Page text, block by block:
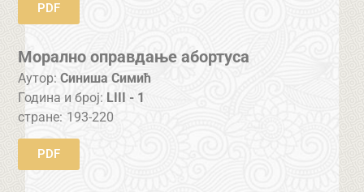
PDF
Морално оправдање абортуса
Аутор: Синиша Симић
Година и број: LIII - 1
стране: 193-220
PDF